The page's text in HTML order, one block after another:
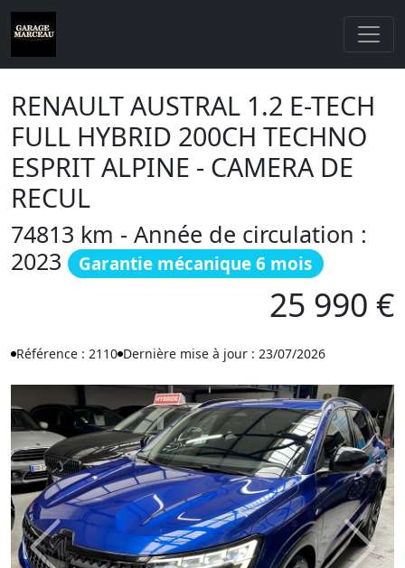
RENAULT AUSTRAL 1.2 E-TECH
FULL HYBRID 200CH TECHNO
ESPRIT ALPINE - CAMERA DE
RECUL
74813 km - Année de circulation :
2023
Garantie mécanique 6 mois
25 990 €
Référence : 2110 Dernière mise à jour : 23/07/2026
Previous Next